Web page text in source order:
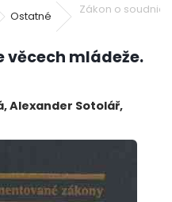
Ostatné
Zákon o
věcech mládeže.
Alexander Sotolář,